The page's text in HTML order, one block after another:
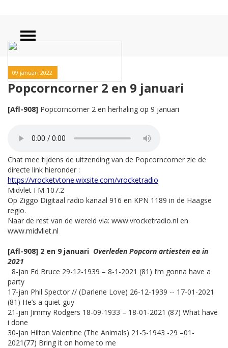
09 januari 2022
Popcorncorner 2 en 9 januari
[Afl-908] Popcorncorner 2 en herhaling op 9 januari
Chat mee tijdens de uitzending van de Popcorncorner zie de
directe link hieronder :
https://vrocketvtone.wixsite.com/vrocketradio
Midvlet FM 107.2
Op Ziggo Digitaal radio kanaal 916 en KPN 1189 in de Haagse
regio.
Naar de rest van de wereld via: www.vrocketradio.nl en
www.midvliet.nl
[Afl-908] 2 en 9 januari Overleden Popcorn artiesten ea in
2021
8-jan Ed Bruce 29-12-1939 – 8-1-2021 (81) I’m gonna have a
party
17-jan Phil Spector // (Darlene Love) 26-12-1939 -- 17-01-2021
(81) He’s a quiet guy
21-jan Jimmy Rodgers 18-09-1933 – 18-01-2021 (87) What have
i done
30-jan Hilton Valentine (The Animals) 21-5-1943 -29 –01-
2021(77) Bring it on home to me